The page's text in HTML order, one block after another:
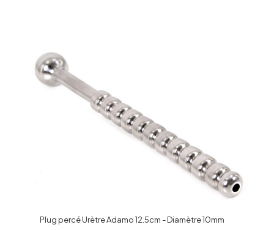
Plug percé Urètre Adamo 12.5cm - Diamètre 10mm